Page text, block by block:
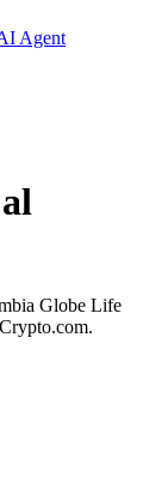
Agent
Globe Life